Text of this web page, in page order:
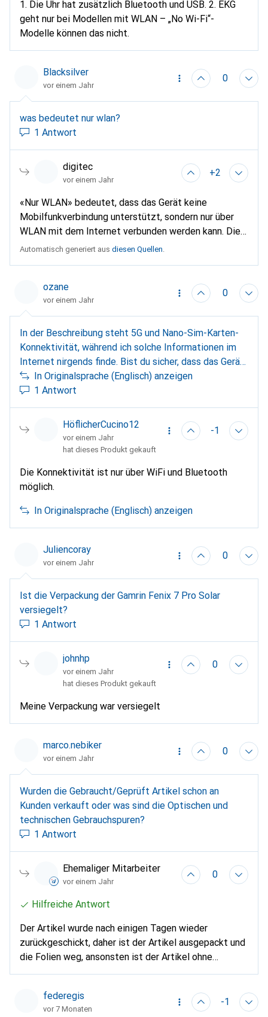
1. Die Uhr hat zusätzlich Bluetooth und USB. 2. EKG
geht nur bei Modellen mit WLAN – „No Wi-Fi“-
Modelle können das nicht.
Blacksilver
vor einem Jahr
0
was bedeutet nur wlan?
1 Antwort
digitec
vor einem Jahr
+2
«Nur WLAN» bedeutet, dass das Gerät keine
Mobilfunkverbindung unterstützt, sondern nur über
WLAN mit dem Internet verbunden werden kann. Dies
bedeutet, dass es keine direkte
müssen Benachrichtigungen und Datenübertragungen
über eine WLAN-Verbindung erfolgen, die in der Regel
über ein gekoppeltes Smartphone hergestellt wird.
Automatisch generiert aus diesen Quellen.
ozane
vor einem Jahr
0
In der Beschreibung steht 5G und Nano-Sim-Karten-
Konnektivität, während ich solche Informationen im
Internet nirgends finde. Bist du sicher, dass das Gerät
5G-Konnektivität hat?
In Originalsprache (Englisch) anzeigen
1 Antwort
HöflicherCucino12
vor einem Jahr
-1
hat dieses Produkt gekauft
Die Konnektivität ist nur über WiFi und Bluetooth
möglich.
In Originalsprache (Englisch) anzeigen
Juliencoray
vor einem Jahr
0
Ist die Verpackung der Gamrin Fenix 7 Pro Solar
versiegelt?
1 Antwort
johnhp
vor einem Jahr
0
hat dieses Produkt gekauft
Meine Verpackung war versiegelt
marco.nebiker
vor einem Jahr
0
Wurden die Gebraucht/Geprüft Artikel schon an
Kunden verkauft oder was sind die Optischen und
technischen Gebrauchspuren?
1 Antwort
Ehemaliger Mitarbeiter
vor einem Jahr
0
Hilfreiche Antwort
Der Artikel wurde nach einigen Tagen wieder
zurückgeschickt, daher ist der Artikel ausgepackt und
die Folien weg, ansonsten ist der Artikel ohne
Beschädigungen.
federegis
vor 7 Monaten
-1